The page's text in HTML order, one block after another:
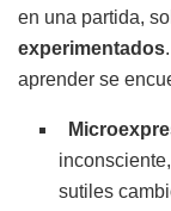
en una partida,
experimentados
aprender se
sutiles